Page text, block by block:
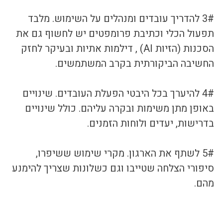
3# להדריך עובדים ומנהלים על השימוש. מלבד
תפעול הכלי וכתיבת פרומפטים יש לחשוף גם את
הסכנות (הזיות AI) , דילמות אתיות ובעיקר לחזק
החשיבה הביקורתית בקרב המשתמשים.
4# להיערך בכל היבטי הפעלת העובדים. שינויים
באופן מתן משימות ובקרה עליהם. כולל שינויים
בדרישות, יעדים ולוחות הזמנים.
5# לשתף את הארגון. מקרי שימוש ששיפרו,
סיפורי הצלחה שטייבו וגם כשלונות שצריך להימנע
מהם.